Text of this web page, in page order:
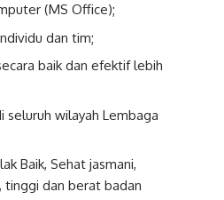
(MS Office);
dan tim;
baik dan efektif lebih
wilayah Lembaga
Baik, Sehat jasmani,
tinggi dan berat badan